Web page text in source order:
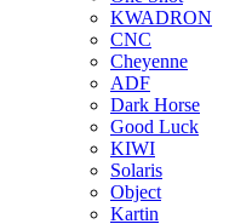
KWADRON
CNC
Cheyenne
ADF
Dark Horse
Good Luck
KIWI
Solaris
Object
Kartin